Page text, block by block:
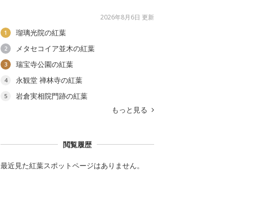
2026年8月6日 更新
1 瑠璃光院の紅葉
2 メタセコイア並木の紅葉
3 瑞宝寺公園の紅葉
4 永観堂 禅林寺の紅葉
5
岩倉実相院門跡の紅葉
もっと見る
閲覧履歴
最近見た紅葉スポットページはありません。